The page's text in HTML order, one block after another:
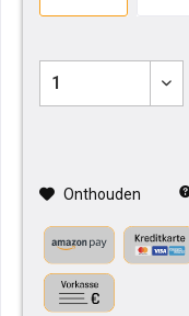
Onthouden